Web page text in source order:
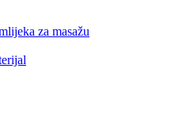
za masažu